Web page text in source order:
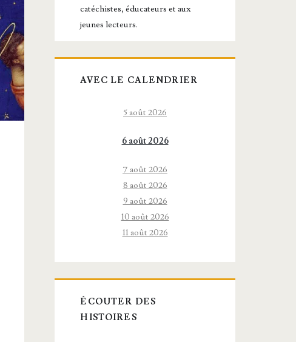
catéchistes, éducateurs et aux
jeunes lecteurs.
AVEC LE CALENDRIER
5 août 2026
6 août 2026
7 août 2026
8 août 2026
9 août 2026
10 août 2026
11 août 2026
ÉCOUTER DES
HISTOIRES